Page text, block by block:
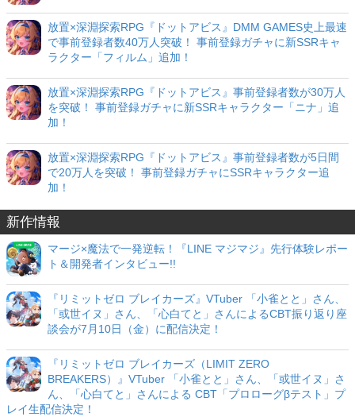
放置×深淵探索RPG『ドットアビス』DMM GAMES史上最速
で事前登録者数40万人突破！ 事前登録ガチャに新SSRキャ
ラクター「フィルム」追加！
放置×深淵探索RPG『ドットアビス』事前登録者数が30万人
を突破！ 事前登録ガチャに新SSRキャラクター「ニナ」追
加！
放置×深淵探索RPG『ドットアビス』事前登録者数が5日間
で20万人を突破！ 事前登録ガチャにSSRキャラクター追
加！
新作情報
マージ×魔法で一発逆転！『LINE マジマジ』先行体験レポー
ト＆開発者インタビュー!!
『リミットゼロ ブレイカーズ』VTuber 「小雀とと」さん、
「或世イヌ」さん、「心白てと」さんによるCBT振り返り座
談会が7月10日（金）に配信決定！
『リミットゼロ ブレイカーズ（LIMIT ZERO
BREAKERS）』VTuber 「小雀とと」さん、「或世イヌ」さ
ん、「心白てと」さんによる CBT「プロローグβテスト」プ
レイ生配信決定！